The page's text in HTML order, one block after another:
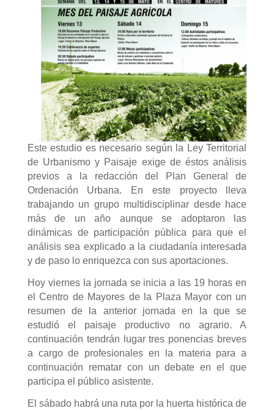
Este estudio es necesario según la Ley Territorial
de Urbanismo y Paisaje exige de éstos análisis
previos a la redacción del Plan General de
Ordenación Urbana. En este proyecto lleva
trabajando un grupo multidisciplinar desde hace
más de un año aunque se adoptaron las
dinámicas de participación pública para que el
análisis sea explicado a la ciudadanía interesada
y de paso lo enriquezca con sus aportaciones.
Hoy viernes la jornada se inicia a las 19 horas en
el Centro de Mayores de la Plaza Mayor con un
resumen de la anterior jornada en la que se
estudió el paisaje productivo no agrario. A
continuación tendrán lugar tres ponencias breves
a cargo de profesionales en la materia para a
continuación rematar con un debate en el que
participa el público asistente.
El sábado habrá una ruta por la huerta histórica de